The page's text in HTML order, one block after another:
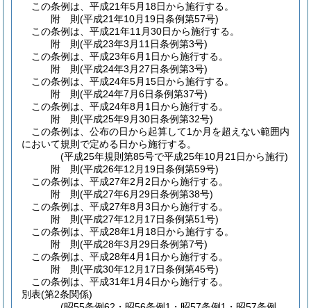
この条例は、平成21年5月18日から施行する。
附 則(平成21年10月19日条例第57号)
この条例は、平成21年11月30日から施行する。
附 則(平成23年3月11日条例第3号)
この条例は、平成23年6月1日から施行する。
附 則(平成24年3月27日条例第3号)
この条例は、平成24年5月15日から施行する。
附 則(平成24年7月6日条例第37号)
この条例は、平成24年8月1日から施行する。
附 則(平成25年9月30日条例第32号)
この条例は、公布の日から起算して1か月を超えない範囲内
において規則で定める日から施行する。
(平成25年規則第85号で平成25年10月21日から施行)
附 則(平成26年12月19日条例第59号)
この条例は、平成27年2月2日から施行する。
附 則(平成27年6月29日条例第38号)
この条例は、平成27年8月3日から施行する。
附 則(平成27年12月17日条例第51号)
この条例は、平成28年1月18日から施行する。
附 則(平成28年3月29日条例第7号)
この条例は、平成28年4月1日から施行する。
附 則(平成30年12月17日条例第45号)
この条例は、平成31年1月4日から施行する。
別表(第2条関係)